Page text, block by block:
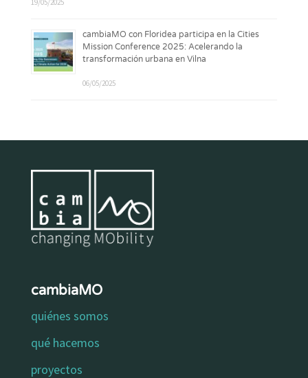
19/05/2025
cambiaMO con Floridea participa en la Cities
Mission Conference 2025: Acelerando la
transformación urbana en Vilna
06/05/2025
cambiaMO
quiénes somos
qué hacemos
proyectos